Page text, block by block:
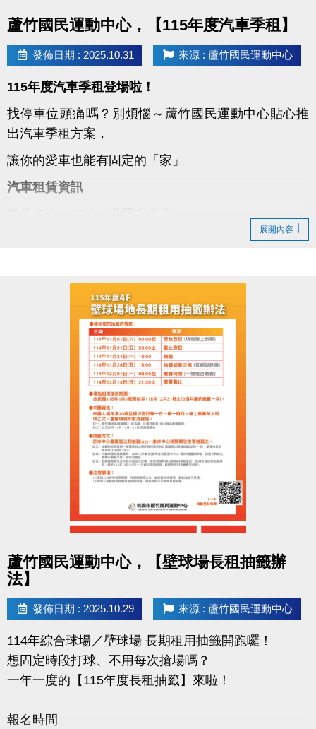
蘆竹國民運動中心，【115年度汽車季租】
發佈日期 : 2025.10.31 來源 : 蘆竹國民運動中心
115年度汽車季租登場啦！
找停車位頭痛嗎？別煩惱～蘆竹國民運動中心貼心推
出汽車季租方案，
讓你的愛車也能有固定的「家」
汽車租賃資訊
租期：115年1月1日至115年12月31日止
登記期間：114/11/1(六)～11/23(日)
每天 08:00～21:00 至本館1樓客服組辦理現場登記
名冊公告：11/25(二)前
抽籤日期：11/27(四) 14:00
地點：蘆竹國民運動中心1樓
正取公告：11/28(五)15:00
(將同步於中心臉書及官網公告)
114/12/1(一)～12/20(六)止
請攜帶身分證、駕照、行車執照正本辦理簽約繳費
喔！
洽詢專線
(03)263-9066 分機111
小提醒：
每人限登記一輛車，不得重複或代登記。
承租權限限本人使用，不可轉讓。
展開內容
蘆竹國民運動中心，【壁球場長租抽籤辦
法】
發佈日期 : 2025.10.29 來源 : 蘆竹國民運動中心
114年綜合球場／壁球場 長期租用抽籤開跑囉！
想固定時段打球、不用每次搶場嗎？
一年一度的【115年度長租抽籤】來啦！
報名時間